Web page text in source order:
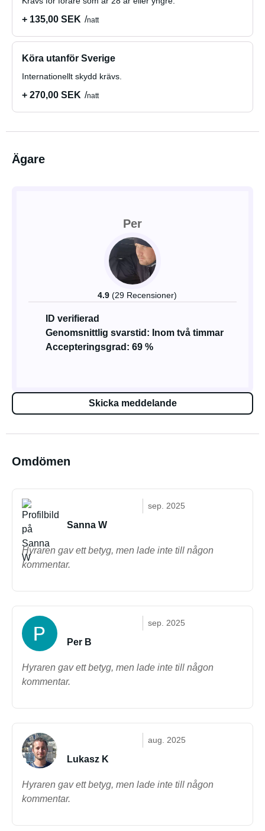
+ 135,00 SEK natt
Köra utanför Sverige
Internationellt skydd krävs.
+ 270,00 SEK natt
Ägare
Per
4.9 (29 Recensioner)
ID verifierad
Genomsnittlig svarstid: Inom två timmar
Accepteringsgrad: 69 %
Skicka meddelande
Omdömen
sep. 2025
Sanna W
Hyraren gav ett betyg, men lade inte till någon
kommentar.
sep. 2025
Per B
Hyraren gav ett betyg, men lade inte till någon
kommentar.
aug. 2025
Lukasz K
Hyraren gav ett betyg, men lade inte till någon
kommentar.